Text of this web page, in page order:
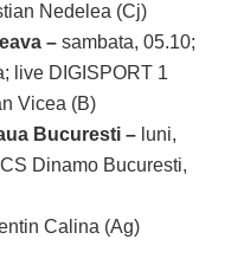
Nedelea (Cj)
– sambata, 05.10;
live DIGISPORT 1
Vicea (B)
Bucuresti – luni,
Dinamo Bucuresti,
Calina (Ag)